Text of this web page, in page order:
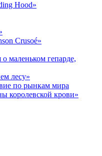
Hood»
Crusoé»
маленьком гепарде,
лесу»
по рынкам мира
королевской крови»